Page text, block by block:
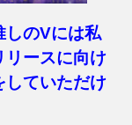
しのVには私
リースに向け
していただけ